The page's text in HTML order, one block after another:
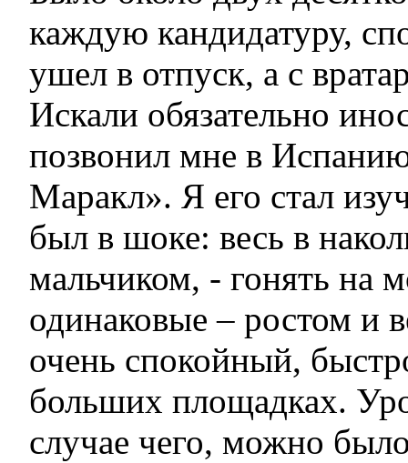
каждую кандидатуру,
ушел в отпуск, а с
Искали обязательно
позвонил мне в
Маракл». Я его стал
был в шоке: весь в
мальчиком, - гонять на
одинаковые – ростом и
очень спокойный,
больших площадках.
случае чего, можно